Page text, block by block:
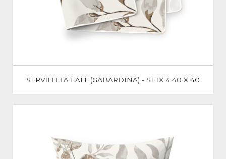
SERVILLETA FALL (GABARDINA) - SETX 4 40 X 40